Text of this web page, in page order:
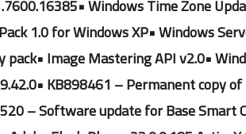
Windows Time Zone
1.0 for Windows XP• Windows
Image Mastering API v2.0•
KB898461 – Permanent copy
– Software update for Base Smart